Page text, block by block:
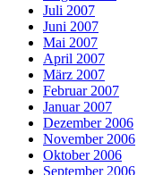
Juli 2007
Juni 2007
Mai 2007
April 2007
März 2007
Februar 2007
Januar 2007
Dezember 2006
November 2006
Oktober 2006
September 2006